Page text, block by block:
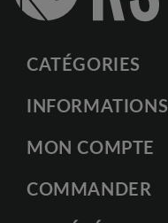
CATÉGORIES
INFORMATIONS
MON COMPTE
COMMANDER